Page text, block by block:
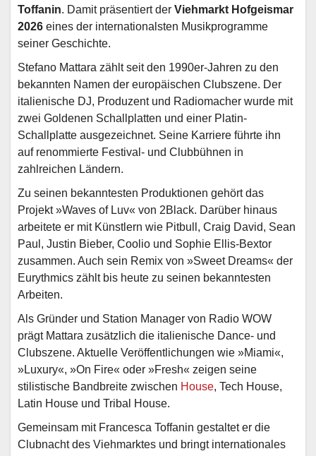
Toffanin. Damit präsentiert der Viehmarkt Hofgeismar
2026 eines der internationalsten Musikprogramme
seiner Geschichte.
Stefano Mattara zählt seit den 1990er-Jahren zu den
bekannten Namen der europäischen Clubszene. Der
italienische DJ, Produzent und Radiomacher wurde mit
zwei Goldenen Schallplatten und einer Platin-
Schallplatte ausgezeichnet. Seine Karriere führte ihn
auf renommierte Festival- und Clubbühnen in
zahlreichen Ländern.
Zu seinen bekanntesten Produktionen gehört das
Projekt »Waves of Luv« von 2Black. Darüber hinaus
arbeitete er mit Künstlern wie Pitbull, Craig David, Sean
Paul, Justin Bieber, Coolio und Sophie Ellis-Bextor
zusammen. Auch sein Remix von »Sweet Dreams« der
Eurythmics zählt bis heute zu seinen bekanntesten
Arbeiten.
Als Gründer und Station Manager von Radio WOW
prägt Mattara zusätzlich die italienische Dance- und
Clubszene. Aktuelle Veröffentlichungen wie »Miami«,
»Luxury«, »On Fire« oder »Fresh« zeigen seine
stilistische Bandbreite zwischen House, Tech House,
Latin House und Tribal House.
Gemeinsam mit Francesca Toffanin gestaltet er die
Clubnacht des Viehmarktes und bringt internationales